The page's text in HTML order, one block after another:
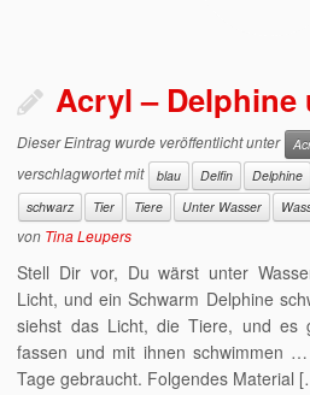
Acryl – Delphine
Dieser Eintrag wurde veröffentlicht unter
verschlagwortet mit
blau Delfin Delphine
schwarz
Tier Tiere Unter Wasser
von Tina Leupers
Stell Dir vor, Du wärst unter
Licht, und ein Schwarm Delphine
siehst das Licht, die Tiere, und es
fassen und mit ihnen schwimmen
Tage gebraucht. Folgendes Material